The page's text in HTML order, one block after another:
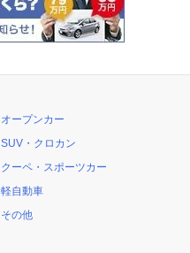
オープンカー
SUV・クロカン
クーペ・スポーツカー
軽自動車
その他